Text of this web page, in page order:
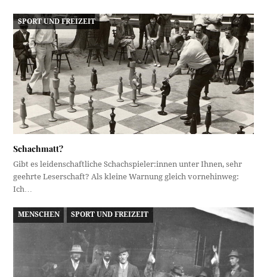
SPORT UND FREIZEIT
Schachmatt?
Gibt es leidenschaftliche Schachspieler:innen unter Ihnen, sehr
geehrte Leserschaft? Als kleine Warnung gleich vornehinweg:
Ich…
MENSCHEN SPORT UND FREIZEIT